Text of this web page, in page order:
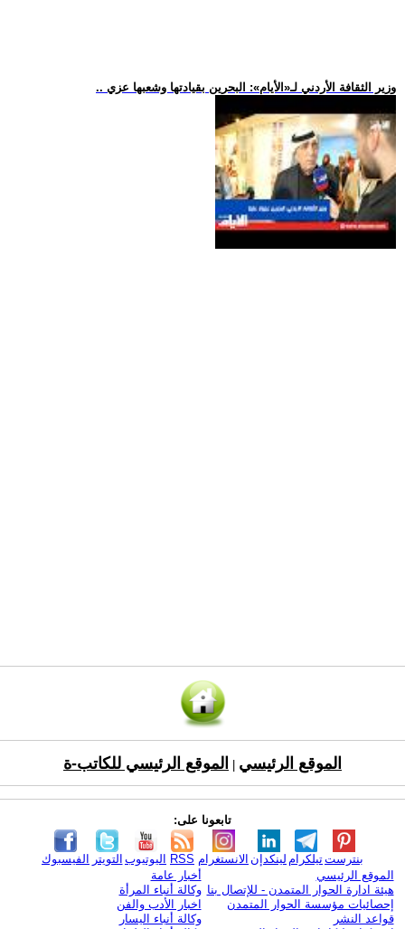
.. وزير الثقافة الأردني لـ«الأيام»: البحرين بقيادتها وشعبها عزي
الموقع الرئيسي الموقع الرئيسي للكاتب-ة
تابعونا على:
الفيسبوك التويتر اليوتيوب RSS الانستغرام لينكدإن تيلكرامبنترست
الموقع الرئيسي
هيئة ادارة الحوار المتمدن - للإتصال بنا
إحصائيات مؤسسة الحوار المتمدن
قواعد النشر
أخبار عامة
وكالة أنباء المرأة
اخبار الأدب والفن
وكالة أنباء اليسار